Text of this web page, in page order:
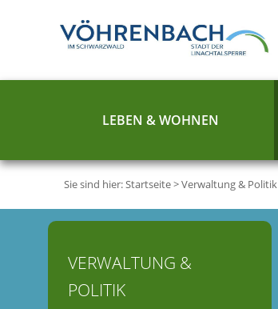
LEBEN & WOHNEN
Sie sind hier:Startseite>Verwaltung & Politik
VERWALTUNG &
POLITIK